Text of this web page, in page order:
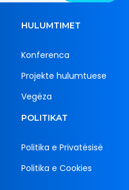
HULUMTIMET
Konferenca
Projekte hulumtuese
Vegëza
POLITIKAT
Politika e Privatësisë
Politika e Cookies